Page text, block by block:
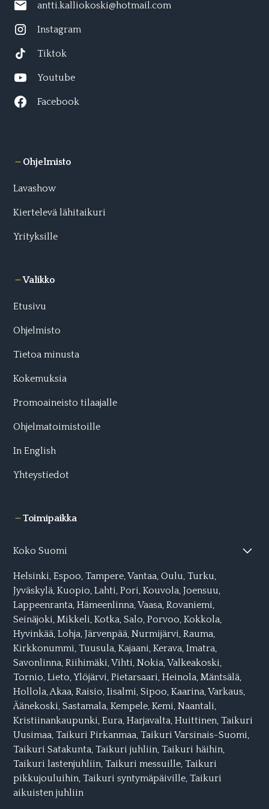
antti.kalliokoski@hotmail.com
Instagram
Tiktok
Youtube
Facebook
Ohjelmisto
Lavashow
Kiertelevä lähitaikuri
Yrityksille
Valikko
Etusivu
Ohjelmisto
Tietoa minusta
Kokemuksia
Promoaineisto tilaajalle
Ohjelmatoimistoille
In English
Yhteystiedot
Toimipaikka
Koko Suomi
Helsinki,Espoo,Tampere,Vantaa,Oulu,Turku,
Jyväskylä,Kuopio,Lahti, Pori,Kouvola,Joensuu,
Lappeenranta,Hämeenlinna,Vaasa,Rovaniemi,
Seinäjoki,Mikkeli, Kotka,Salo,Porvoo,Kokkola,
Hyvinkää,Lohja,Järvenpää,Nurmijärvi,Rauma,
Kirkkonummi,Tuusula,Kajaani,Kerava,Imatra,
Savonlinna,Riihimäki,Vihti,Nokia,Valkeakoski,
Tornio,Lieto,Ylöjärvi,Pietarsaari,Heinola,Mäntsälä,
Hollola,Akaa,Raisio,Iisalmi,Sipoo,Kaarina,Varkaus,
Äänekoski,Sastamala,Kempele,Kemi,Naantali,
Kristiinankaupunki,Eura,Harjavalta,Huittinen, Taikuri
Uusimaa,Taikuri Pirkanmaa,Taikuri Varsinais-Suomi,
Taikuri Satakunta,Taikuri juhliin,Taikuri häihin,
Taikuri lastenjuhliin,Taikuri messuille,Taikuri
pikkujouluihin,Taikuri syntymäpäiville,Taikuri
aikuisten juhliin